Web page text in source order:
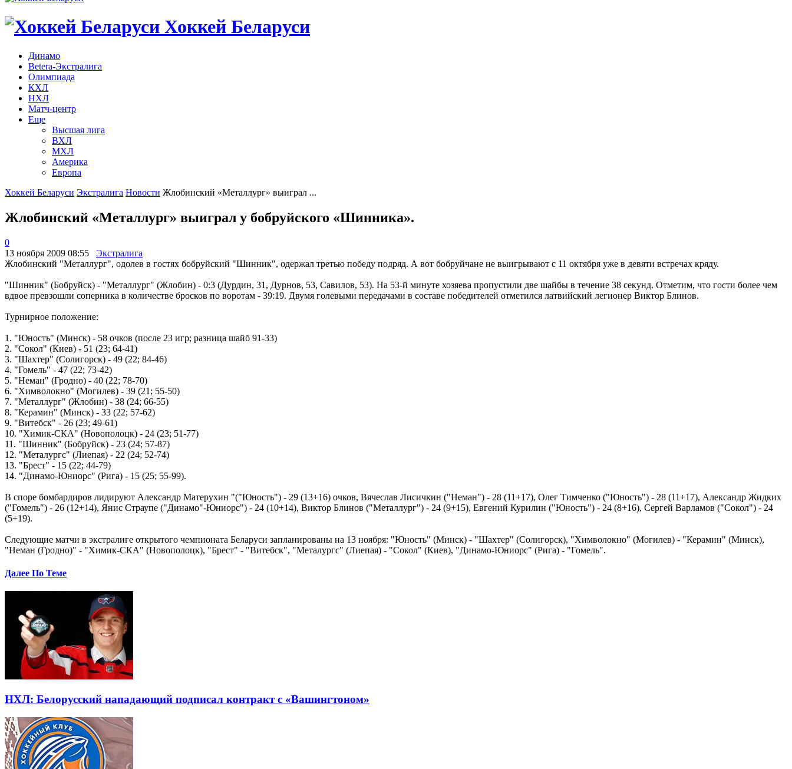
Хоккей Беларуси
Динамо
Betera-Экстралига
Олимпиада
КХЛ
НХЛ
Матч-центр
Еще
Высшая лига
ВХЛ
МХЛ
Америка
Европа
Хоккей Беларуси Экстралига Новости Жлобинский «Металлург» выиграл ...
Жлобинский «Металлург» выиграл у бобруйского «Шинника».
0
13 ноября 2009 08:55
Экстралига
Жлобинский "Металлург", одолев в гостях бобруйский "Шинник", одержал третью победу подряд. А вот бобруйчане не выигрывают с 11 октября уже в девяти встречах кряду.
"Шинник" (Бобруйск) - "Металлург" (Жлобин) - 0:3 (Дурдин, 31, Дурнов, 53, Савилов, 53). На 53-й минуте хозяева пропустили две шайбы в течение 38 секунд. Отметим, что гости более чем
вдвое превзошли соперника в количестве бросков по воротам - 39:19. Двумя голевыми передачами в составе победителей отметился латвийский легионер Виктор Блинов.
Турнирное положение:
1. "Юность" (Минск) - 58 очков (после 23 игр; разница шайб 91-33)
2. "Сокол" (Киев) - 51 (23; 64-41)
3. "Шахтер" (Солигорск) - 49 (22; 84-46)
4. "Гомель" - 47 (22; 73-42)
5. "Неман" (Гродно) - 40 (22; 78-70)
6. "Химволокно" (Могилев) - 39 (21; 55-50)
7. "Металлург" (Жлобин) - 38 (24; 66-55)
8. "Керамин" (Минск) - 33 (22; 57-62)
9. "Витебск" - 26 (23; 49-61)
10. "Химик-СКА" (Новополоцк) - 24 (23; 51-77)
11. "Шинник" (Бобруйск) - 23 (24; 57-87)
12. "Металургс" (Лиепая) - 22 (24; 52-74)
13. "Брест" - 15 (22; 44-79)
14. "Динамо-Юниорс" (Рига) - 15 (25; 55-99).
В споре бомбардиров лидируют Александр Матерухин "("Юность") - 29 (13+16) очков, Вячеслав Лисичкин ("Неман") - 28 (11+17), Олег Тимченко ("Юность") - 28 (11+17), Александр Жидких
("Гомель") - 26 (12+14), Янис Страупе ("Динамо"-Юниорс") - 24 (10+14), Виктор Блинов ("Металлург") - 24 (9+15), Евгений Курилин ("Юность") - 24 (8+16), Сергей Варламов ("Сокол") - 24
(5+19).
Следующие матчи в экстралиге открытого чемпионата Беларуси запланированы на 13 ноября: "Юность" (Минск) - "Шахтер" (Солигорск), "Химволокно" (Могилев) - "Керамин" (Минск),
"Неман (Гродно)" - "Химик-СКА" (Новополоцк), "Брест" - "Витебск", "Металургс" (Лиепая) - "Сокол" (Киев), "Динамо-Юниорс" (Рига) - "Гомель".
Далее По Теме
НХЛ: Белорусский нападающий подписал контракт с «Вашингтоном»